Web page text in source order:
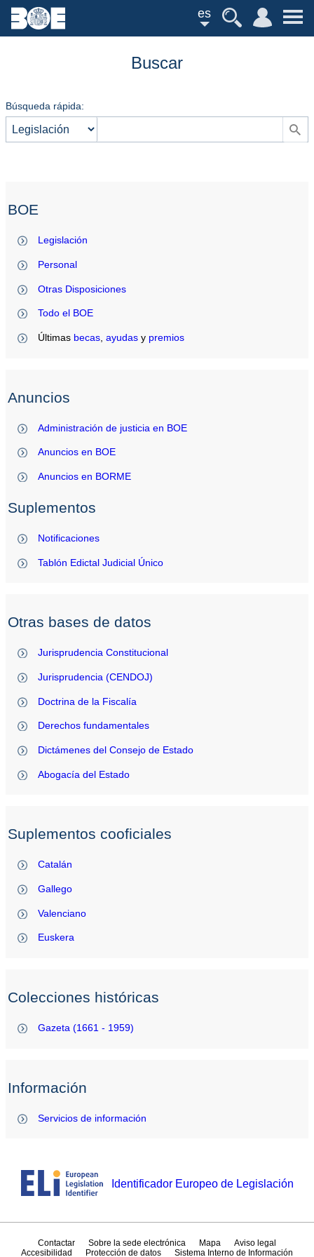
es
Buscar
Búsqueda rápida:
BOE
Legislación
Personal
Otras Disposiciones
Todo el BOE
Últimas becas ,ayudas y premios
Anuncios
Administración de justicia en BOE
Anuncios en BOE
Anuncios en BORME
Suplementos
Notificaciones
Tablón Edictal Judicial Único
Otras bases de datos
Jurisprudencia Constitucional
Jurisprudencia (CENDOJ)
Doctrina de la Fiscalía
Derechos fundamentales
Dictámenes del Consejo de Estado
Abogacía del Estado
Suplementos cooficiales
Catalán
Gallego
Valenciano
Euskera
Colecciones históricas
Gazeta (1661 - 1959)
Información
Servicios de información
Identificador Europeo de Legislación
Contactar Sobre la sede electrónica Mapa
Aviso legal
Accesibilidad
Protección de datos Sistema Interno de Información